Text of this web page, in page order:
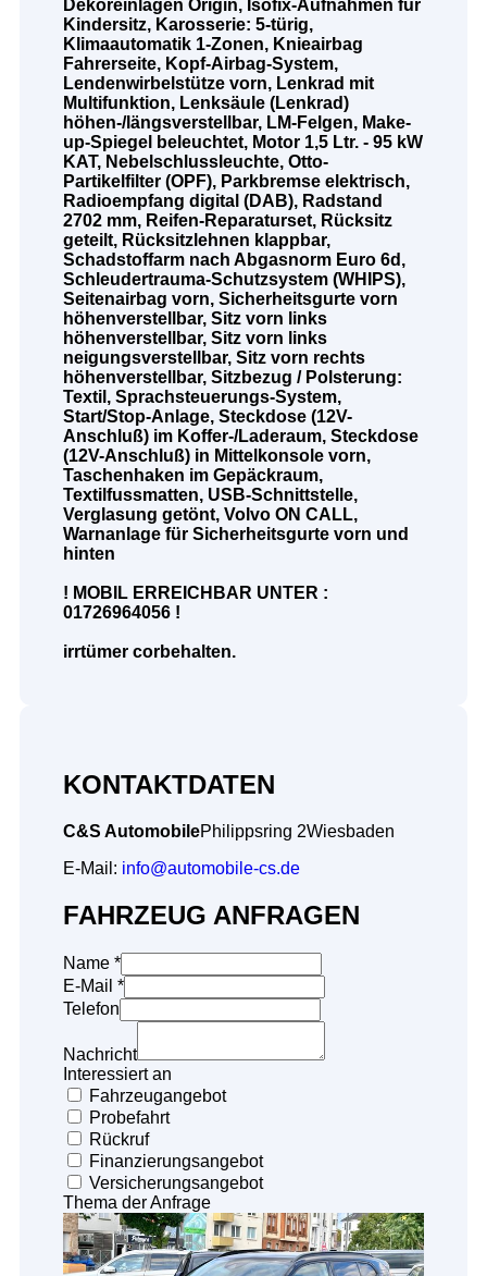
Dekoreinlagen Origin, Isofix-Aufnahmen für
Kindersitz, Karosserie: 5-türig,
Klimaautomatik 1-Zonen, Knieairbag
Fahrerseite, Kopf-Airbag-System,
Lendenwirbelstütze vorn, Lenkrad mit
Multifunktion, Lenksäule (Lenkrad)
höhen-/längsverstellbar, LM-Felgen, Make-
up-Spiegel beleuchtet, Motor 1,5 Ltr. - 95 kW
KAT, Nebelschlussleuchte, Otto-
Partikelfilter (OPF), Parkbremse elektrisch,
Radioempfang digital (DAB), Radstand
2702 mm, Reifen-Reparaturset, Rücksitz
geteilt, Rücksitzlehnen klappbar,
Schadstoffarm nach Abgasnorm Euro 6d,
Schleudertrauma-Schutzsystem (WHIPS),
Seitenairbag vorn, Sicherheitsgurte vorn
höhenverstellbar, Sitz vorn links
höhenverstellbar, Sitz vorn links
neigungsverstellbar, Sitz vorn rechts
höhenverstellbar, Sitzbezug / Polsterung:
Textil, Sprachsteuerungs-System,
Start/Stop-Anlage, Steckdose (12V-
Anschluß) im Koffer-/Laderaum, Steckdose
(12V-Anschluß) in Mittelkonsole vorn,
Taschenhaken im Gepäckraum,
Textilfussmatten, USB-Schnittstelle,
Verglasung getönt, Volvo ON CALL,
Warnanlage für Sicherheitsgurte vorn und
hinten
! MOBIL ERREICHBAR UNTER :
01726964056 !
irrtümer corbehalten.
KONTAKTDATEN
C&S AutomobilePhilippsring 2Wiesbaden
E-Mail: info@automobile-cs.de
FAHRZEUG ANFRAGEN
Name *
E-Mail *
Telefon
Nachricht
Interessiert an
Fahrzeugangebot
Probefahrt
Rückruf
Finanzierungsangebot
Versicherungsangebot
Thema der Anfrage